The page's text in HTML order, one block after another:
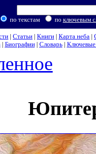
по текстам по ключевым
| Статьи | Книги | Карта неба |
| Биографии| Словарь| Ключевые